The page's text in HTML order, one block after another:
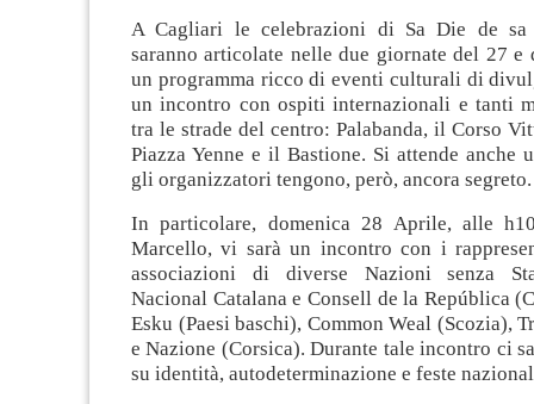
A Cagliari le celebrazioni di Sa Die de sa
saranno articolate nelle due giornate del 27
un programma ricco di eventi culturali di
un incontro con ospiti internazionali e tanti
tra le strade del centro: Palabanda, il Corso
Piazza Yenne e il Bastione. Si attende anche
gli organizzatori tengono, però, ancora
In particolare, domenica 28 Aprile, alle
Marcello, vi sarà un incontro con i
associazioni di diverse Nazioni senza
Nacional Catalana e Consell de la República
Esku (Paesi baschi), Common Weal (Scozia),
e Nazione (Corsica). Durante tale incontro ci
su identità, autodeterminazione e feste